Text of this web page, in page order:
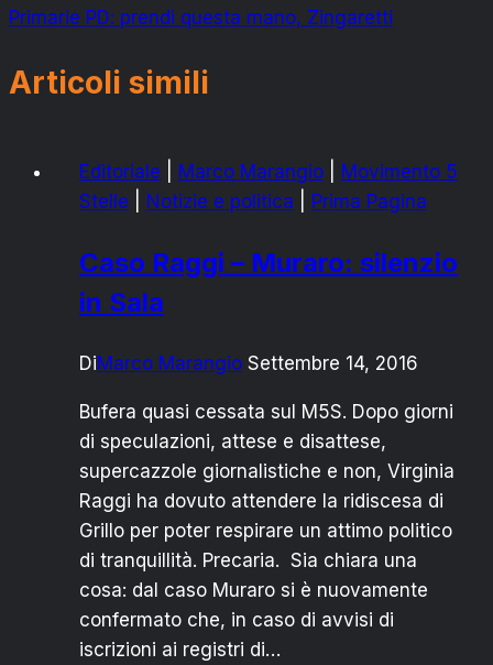
Primarie PD: prendi questa mano, Zingaretti
Articoli simili
Editoriale Marco Marangio
Movimento 5
Stelle
Notizie e politica Prima Pagina
Caso Raggi – Muraro: silenzio
in Sala
DiMarco Marangio Settembre 14, 2016
Bufera quasi cessata sul M5S. Dopo giorni
di speculazioni, attese e disattese,
supercazzole giornalistiche e non, Virginia
Raggi ha dovuto attendere la ridiscesa di
Grillo per poter respirare un attimo politico
di tranquillità. Precaria. Sia chiara una
cosa: dal caso Muraro si è nuovamente
confermato che, in caso di avvisi di
iscrizioni ai registri di…